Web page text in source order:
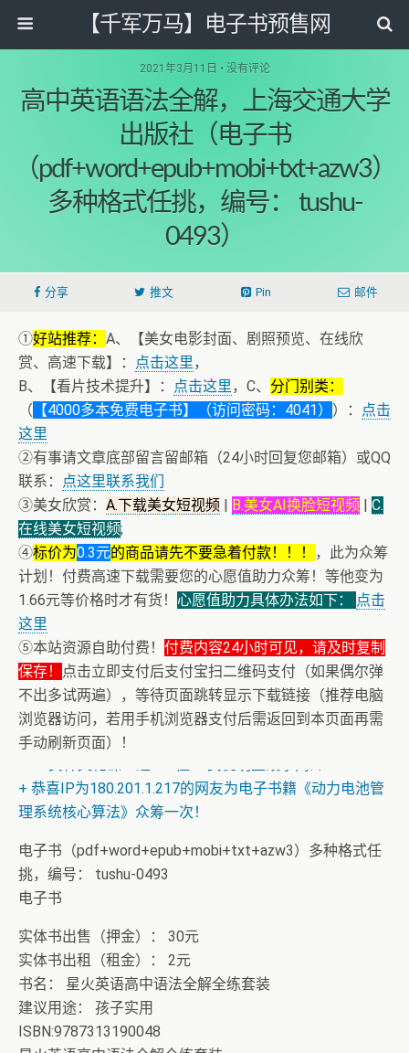
【千军万马】电子书预售网
2021年3月11日 • 没有评论
高中英语语法全解，上海交通大学
出版社（电子书
（pdf+word+epub+mobi+txt+azw3）
多种格式任挑，编号： tushu-
0493）
分享 推文 Pin 邮件
①好站推荐： A、【美女电影封面、剧照预览、在线欣
赏、高速下载】：
点击这里，
B、【看片技术提升】：
点击这里，C、 分门别类：
（ 【4000多本免费电子书】（访问密码：4041） ）：
点击
这里
②有事请文章底部留言留邮箱（24小时回复您邮箱）或QQ
联系：
点这里联系我们
③美女欣赏： A.下载美女短视频 | B.美女AI换脸短视频 | C.
在线美女短视频;
④标价为0.3元的商品请先不要急着付款！！！
，此为众筹
计划！付费高速下载需要您的心愿值助力众筹！等他变为
1.66元等价格时才有货！ 心愿值助力具体办法如下：
点击
这里
⑤本站资源自助付费！ 付费内容24小时可见，请及时复制
保存！
点击立即支付后支付宝扫二维码支付（如果偶尔弹
不出多试两遍），等待页面跳转显示下载链接（推荐电脑
浏览器访问，若用手机浏览器支付后需返回到本页面再需
手动刷新页面）！
+ AV女神三上悠亚AI换脸小视频
+ 恭喜IP为180.201.1.217的网友为电子书籍《动力电池管
理系统核心算法》众筹一次！
电子书（pdf+word+epub+mobi+txt+azw3）多种格式任
挑，编号： tushu-0493
电子书
实体书出售（押金）： 30元
实体书出租（租金）： 2元
书名： 星火英语高中语法全解全练套装
建议用途： 孩子实用
ISBN:9787313190048